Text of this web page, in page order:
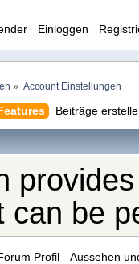
Einloggen
» Account Einstellungen
Beiträge
can be
Profil
Aussehen